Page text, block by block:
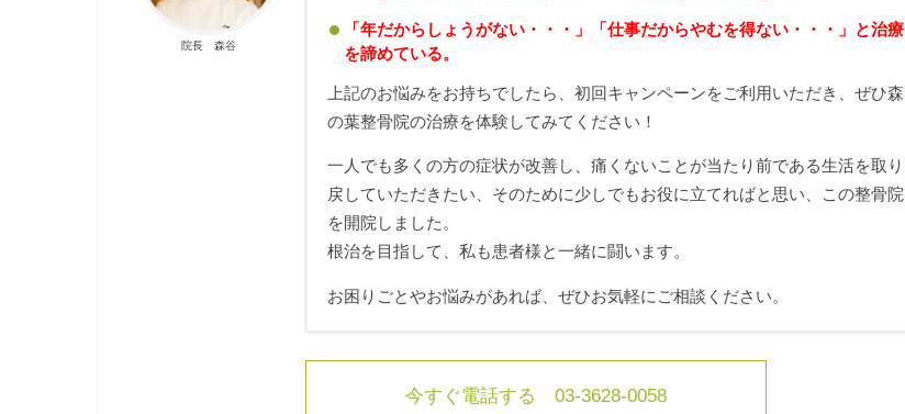
院長 森谷
「年だからしょうがない・・・」「仕事だからやむを得ない・・・」と治療
を諦めている。
上記のお悩みをお持ちでしたら、初回キャンペーンをご利用いただき、ぜひ森
の葉整骨院の治療を体験してみてください！
一人でも多くの方の症状が改善し、痛くないことが当たり前である生活を取り
戻していただきたい、そのために少しでもお役に立てればと思い、この整骨院
を開院しました。
根治を目指して、私も患者様と一緒に闘います。
お困りごとやお悩みがあれば、ぜひお気軽にご相談ください。
今すぐ電話する 03-3628-0058